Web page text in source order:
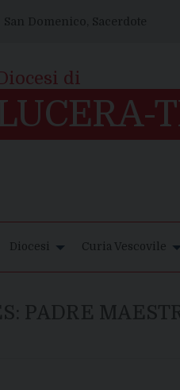
San Domenico, Sacerdote
Diocesi Curia Vescovile